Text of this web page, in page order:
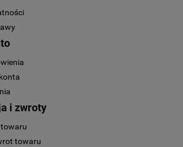
i zwroty
towaru
towaru